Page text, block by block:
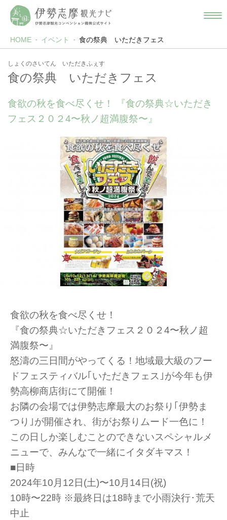
HOME イベント 食の祭典 いただきフェス
しょくのさいてん いただきふぇす
食の祭典 いただきフェス
食欲の秋を食べ尽くせ！ 『食の祭典☆いただき
フェス２０２4〜秋ノ超満腹祭〜』
食欲の秋を食べ尽くせ！
『食の祭典☆いただきフェス２０２4〜秋ノ超
満腹祭〜』
怒濤の三日間がやってくる！地域最大級のフー
ドフェスティバル｢いただきフェス｣が今年も伊
勢高柳商店街にて開催！
お隣の会場では伊勢志摩最大のお祭り｢伊勢ま
つり｣が開催され、街がお祭りムード一色に！
この日しか楽しむことのできないスペシャルメ
ニューで、みんなで一緒にイタダキマス！
■日時
2024年10月12日(土)〜10月14日(祝)
10時〜22時 ※最終日は18時まで小雨決行･荒天
中止